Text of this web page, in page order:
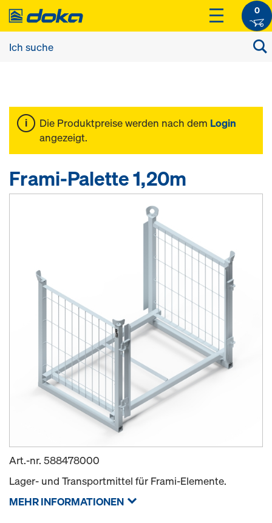
0
Die Produktpreise werden nach dem Login
angezeigt.
Frami-Palette 1,20m
Art.-nr. 588478000
Lager- und Transportmittel für Frami-Elemente.
MEHR INFORMATIONEN